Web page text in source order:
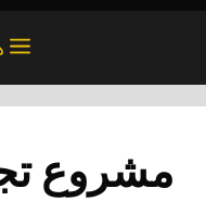
مشروع